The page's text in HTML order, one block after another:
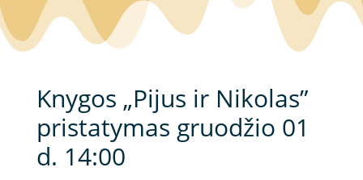
Knygos „Pijus ir Nikolas”
pristatymas gruodžio 01
d. 14:00